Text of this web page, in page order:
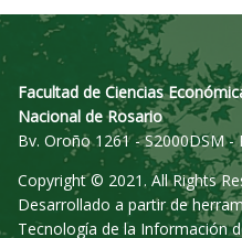
Facultad de Ciencias
Nacional de Rosario
Bv. Oroño 1261 - S2000DSM -
Copyright © 2021. All Rights
Desarrollado a partir de
Tecnología de la Información